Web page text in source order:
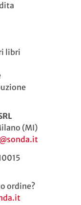
libri
(MI)
ordine?